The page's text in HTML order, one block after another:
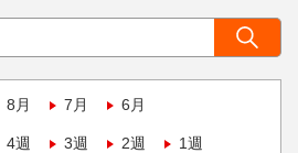
8月 7月 6月
4週 3週 2週 1週